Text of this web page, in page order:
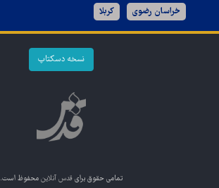
خراسان رضوی کربلا
نسخه دسکتاپ
تمامی حقوق برای قدس آنلاین محفوظ است.